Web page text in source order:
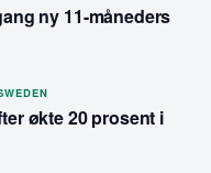
ny 11-måneders
økte 20 prosent i